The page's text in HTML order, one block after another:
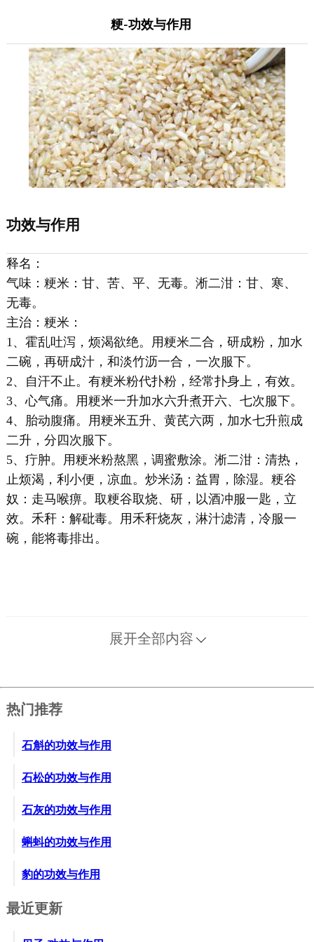
粳-功效与作用
功效与作用
释名：
气味：粳米：甘、苦、平、无毒。淅二泔：甘、寒、
无毒。
主治：粳米：
1、霍乱吐泻，烦渴欲绝。用粳米二合，研成粉，加水
二碗，再研成汁，和淡竹沥一合，一次服下。
2、自汗不止。有粳米粉代扑粉，经常扑身上，有效。
3、心气痛。用粳米一升加水六升煮开六、七次服下。
4、胎动腹痛。用粳米五升、黄芪六两，加水七升煎成
二升，分四次服下。
5、疔肿。用粳米粉熬黑，调蜜敷涂。淅二泔：清热，
止烦渴，利小便，凉血。炒米汤：益胃，除湿。粳谷
奴：走马喉痹。取粳谷取烧、研，以酒冲服一匙，立
效。禾秆：解砒毒。用禾秆烧灰，淋汁滤清，冷服一
碗，能将毒排出。
展开全部内容
热门推荐
石斛的功效与作用
石松的功效与作用
石灰的功效与作用
蝌蚪的功效与作用
豹的功效与作用
最近更新